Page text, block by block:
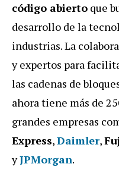
código abierto que
desarrollo de la
industrias. La
y expertos para
las cadenas de
ahora tiene más de
grandes empresas
Express,Daimler,
yJPMorgan.